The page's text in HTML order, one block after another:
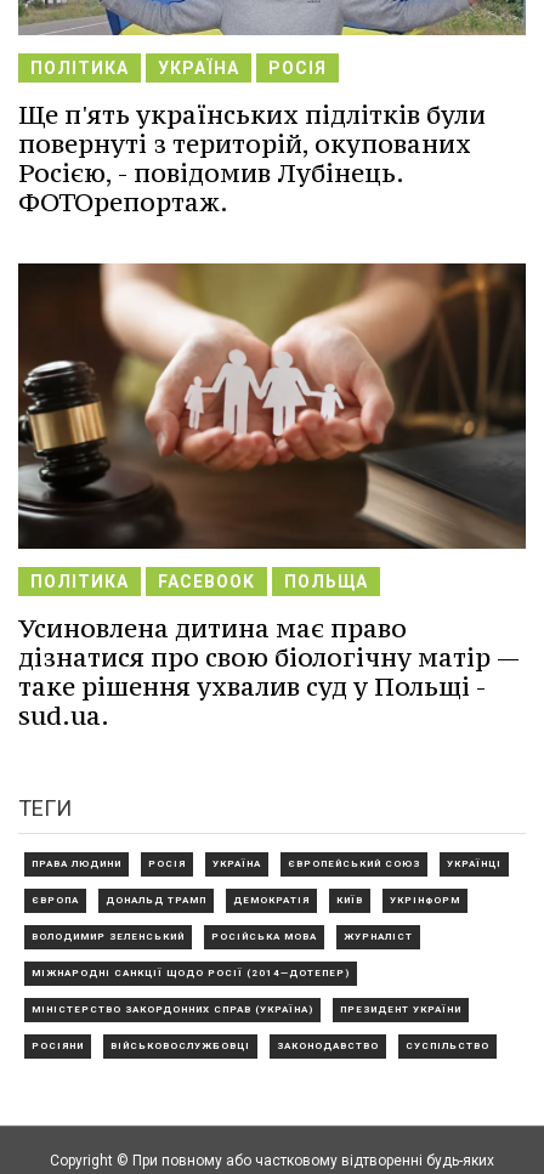
ПОЛІТИКА УКРАЇНА РОСІЯ
Ще п'ять українських підлітків були
повернуті з територій, окупованих
Росією, - повідомив Лубінець.
ФОТОрепортаж.
ПОЛІТИКА FACEBOOK ПОЛЬЩА
Усиновлена дитина має право
дізнатися про свою біологічну матір —
таке рішення ухвалив суд у Польщі -
sud.ua.
ТЕГИ
ПРАВА ЛЮДИНИ РОСІЯ УКРАЇНА ЄВРОПЕЙСЬКИЙ СОЮЗ УКРАЇНЦІ
ЄВРОПА ДОНАЛЬД ТРАМП ДЕМОКРАТІЯ КИЇВ УКРІНФОРМ
ВОЛОДИМИР ЗЕЛЕНСЬКИЙ РОСІЙСЬКА МОВА ЖУРНАЛІСТ
МІЖНАРОДНІ САНКЦІЇ ЩОДО РОСІЇ (2014—ДОТЕПЕР)
МІНІСТЕРСТВО ЗАКОРДОННИХ СПРАВ (УКРАЇНА) ПРЕЗИДЕНТ УКРАЇНИ
РОСІЯНИ ВІЙСЬКОВОСЛУЖБОВЦІ ЗАКОНОДАВСТВО СУСПІЛЬСТВО
Copyright © При повному або частковому відтворенні будь-яких